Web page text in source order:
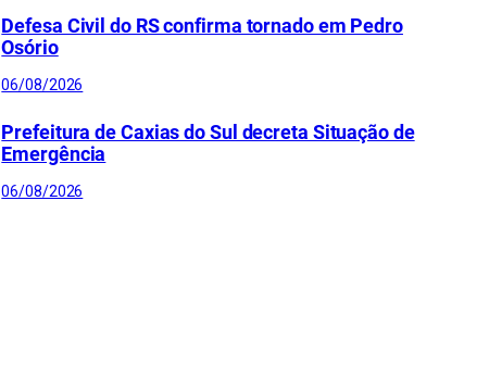
Defesa Civil do RS confirma tornado em Pedro
Osório
06/08/2026
Prefeitura de Caxias do Sul decreta Situação de
Emergência
06/08/2026